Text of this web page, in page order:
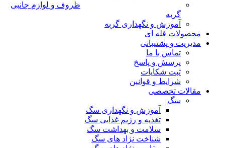
ظروف و لوازم جانبی
گربه
آموزش و نگهداری گربه
محصولات فله ای
مدیریت و پشتیبانی
تماس با ما
پرسش و پاسخ
ثبت شکایات
شرایط و قوانین
مقالات تخصصی
سگ
آموزش و نگهداری سگ
تغذیه و رژیم غذایی سگ
سلامت و بهداشت سگ
شناخت نژاد های سگ